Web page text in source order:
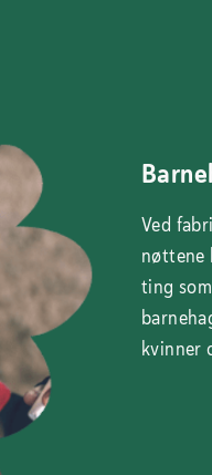
Ved
nøttene
ting
kvinner